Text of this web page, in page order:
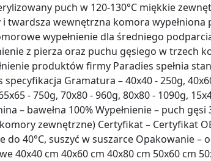
puch w 120-130°C miękkie
twardsza wewnętrzna komora wypełniona
wypełnienie dla średniego
z pierza oraz puchu gęsiego w trzech
produktów firmy Paradies spełnia
specyfikacja Gramatura – 40x40 - 250g,
- 750g, 70x80 - 960g, 80x80 - 1090g,
– bawełna 100% Wypełnienie – puch
zewnętrzne) Certyfikat – Certyfikat
40°C, suszyć w suszarce Opakowanie –
40x40 cm 40x60 cm 40x80 cm 50x60 cm